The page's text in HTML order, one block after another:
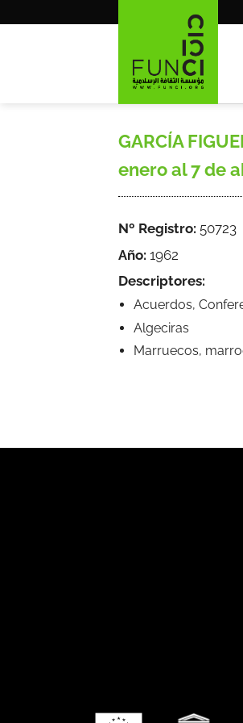
GARCÍA
enero al 7 de
Nº Registro: 50723
Año: 1962
Descriptores:
Acuerdos,
Algeciras
Marruecos,